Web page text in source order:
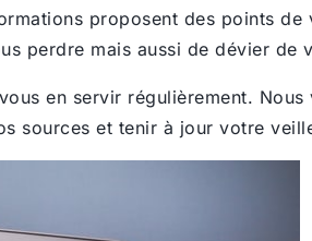
proposent des points
perdre mais aussi de dévier de
en servir régulièrement.
sources et tenir à jour votre